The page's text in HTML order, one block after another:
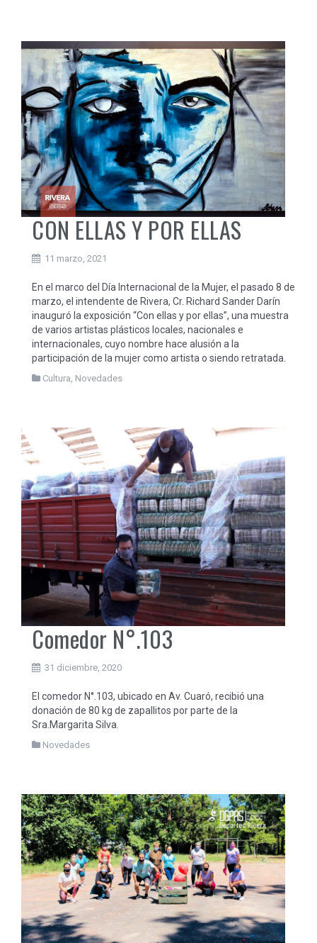
CON ELLAS Y POR ELLAS
11 marzo, 2021
En el marco del Día Internacional de la Mujer, el pasado 8 de
marzo, el intendente de Rivera, Cr. Richard Sander Darín
inauguró la exposición “Con ellas y por ellas”, una muestra
de varios artistas plásticos locales, nacionales e
internacionales, cuyo nombre hace alusión a la
participación de la mujer como artista o siendo retratada.
Cultura, Novedades
Comedor N°.103
31 diciembre, 2020
El comedor N°.103, ubicado en Av. Cuaró, recibió una
donación de 80 kg de zapallitos por parte de la
Sra.Margarita Silva.
Novedades